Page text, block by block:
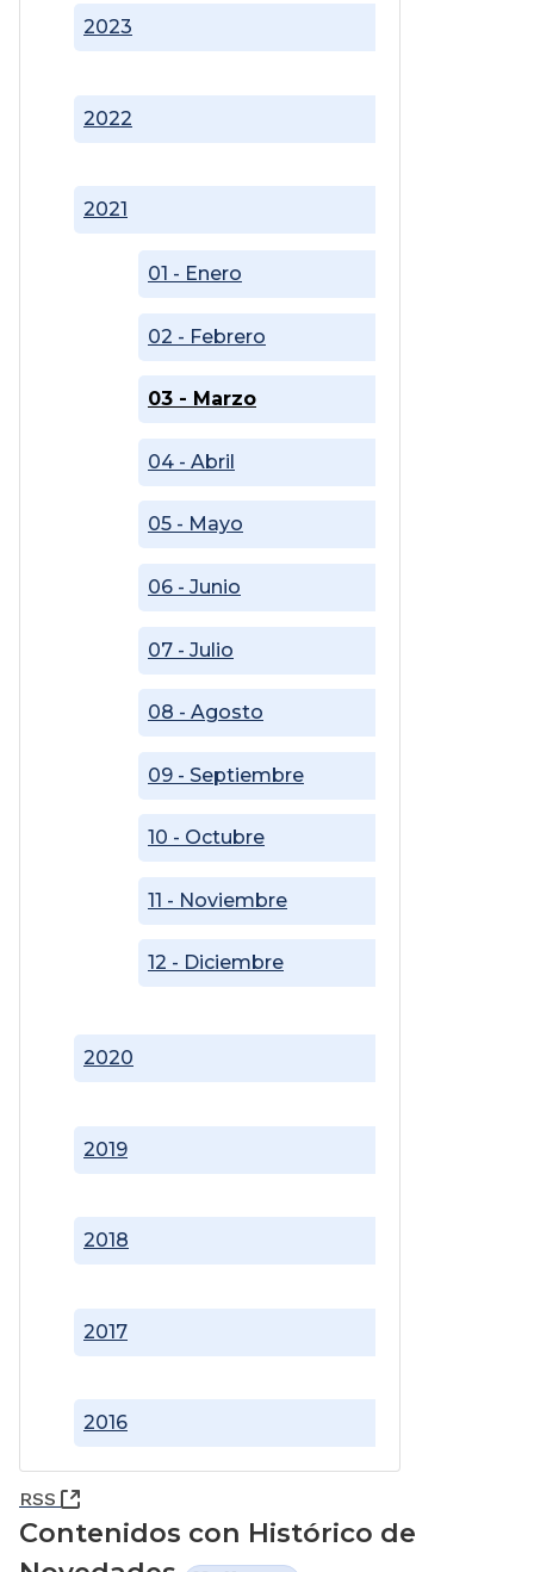
2016
2017
2018
2019
2020
2021
01 - Enero
02 - Febrero
03 - Marzo
04 - Abril
05 - Mayo
06 - Junio
07 - Julio
08 - Agosto
09 - Septiembre
10 - Octubre
11 - Noviembre
12 - Diciembre
2022
2023
RSS (Abre una nueva ventana)
Contenidos con Histórico de